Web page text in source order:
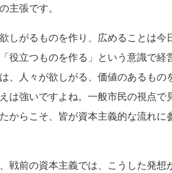
主張です。
しがるものを作り、広めることは
役立つものを作る」という意識で経
、人々が欲しがる、価値のあるもの
は強いですよね。一般市民の視点で
からこそ、皆が資本主義的な流れに
戦前の資本主義では、こうした発想